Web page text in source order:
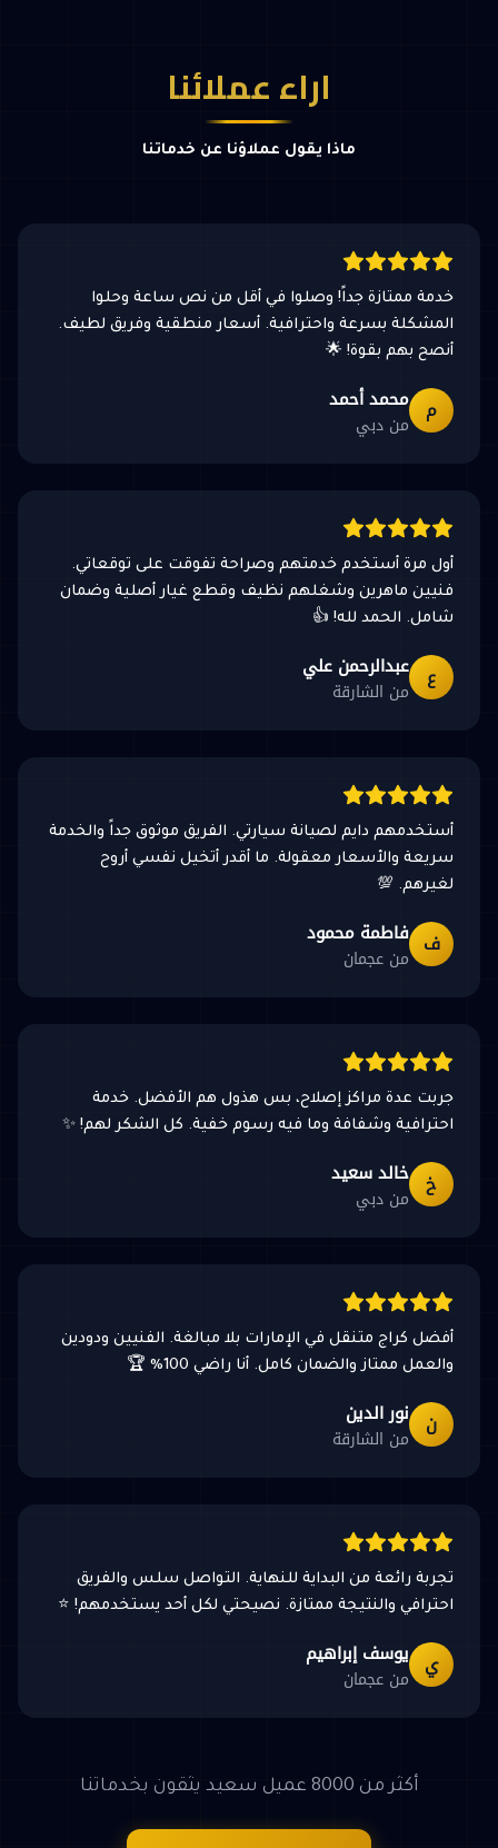
اراء عملائنا
ماذا يقول عملاؤنا عن خدماتنا
خدمة ممتازة جداً! وصلوا في أقل من نص ساعة وحلوا
المشكلة بسرعة واحترافية. أسعار منطقية وفريق لطيف.
أنصح بهم بقوة! 🌟
م محمد أحمد
من دبي
أول مرة أستخدم خدمتهم وصراحة تفوقت على توقعاتي.
فنيين ماهرين وشغلهم نظيف وقطع غيار أصلية وضمان
شامل. الحمد لله! 👍
ع عبدالرحمن علي
من الشارقة
أستخدمهم دايم لصيانة سيارتي. الفريق موثوق جداً والخدمة
سريعة والأسعار معقولة. ما أقدر أتخيل نفسي أروح
لغيرهم. 💯
ف فاطمة محمود
من عجمان
جربت عدة مراكز إصلاح، بس هذول هم الأفضل. خدمة
احترافية وشفافة وما فيه رسوم خفية. كل الشكر لهم! ✨
خ خالد سعيد
من دبي
أفضل كراج متنقل في الإمارات بلا مبالغة. الفنيين ودودين
والعمل ممتاز والضمان كامل. أنا راضي 100% 🏆
ن نور الدين
من الشارقة
تجربة رائعة من البداية للنهاية. التواصل سلس والفريق
احترافي والنتيجة ممتازة. نصيحتي لكل أحد يستخدمهم! ⭐
ي يوسف إبراهيم
من عجمان
أكثر من 8000 عميل سعيد يثقون بخدماتنا